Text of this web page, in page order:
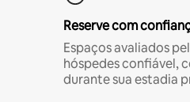
Reserve com
Espaços avaliados
hóspedes confiável,
durante sua estadia